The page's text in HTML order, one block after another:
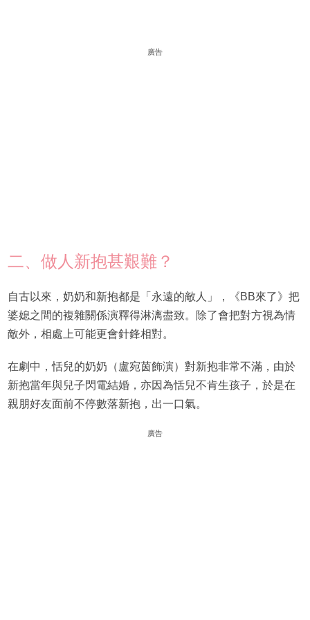
廣告
二、做人新抱甚艱難？
自古以來，奶奶和新抱都是「永遠的敵人」，《BB來了》把
婆媳之間的複雜關係演釋得淋漓盡致。除了會把對方視為情
敵外，相處上可能更會針鋒相對。
在劇中，恬兒的奶奶（盧宛茵飾演）對新抱非常不滿，由於
新抱當年與兒子閃電結婚，亦因為恬兒不肯生孩子，於是在
親朋好友面前不停數落新抱，出一口氣。
廣告